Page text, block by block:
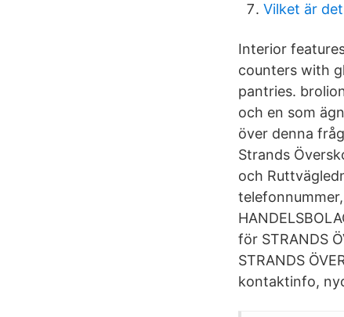
Vilket är
Interior
counters with
pantries.
och en som
över denna
Strands
och
för STRANDS
STRANDS
kontaktinfo,